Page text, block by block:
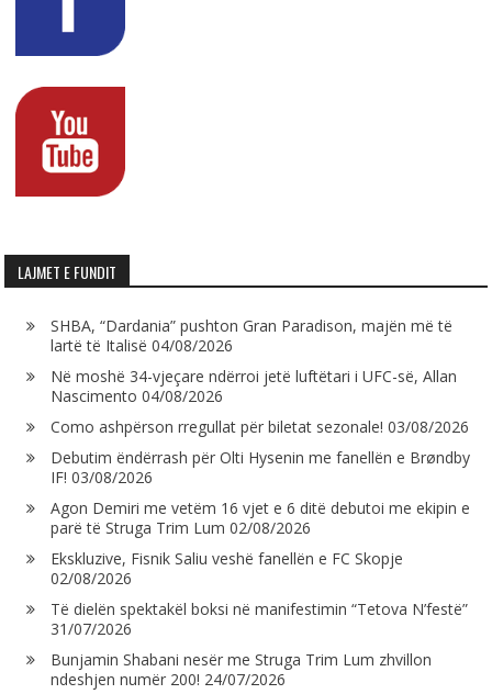
LAJMET E FUNDIT
SHBA, “Dardania” pushton Gran Paradison, majën më të
lartë të Italisë 04/08/2026
Në moshë 34-vjeçare ndërroi jetë luftëtari i UFC-së, Allan
Nascimento 04/08/2026
Como ashpërson rregullat për biletat sezonale! 03/08/2026
Debutim ëndërrash për Olti Hysenin me fanellën e Brøndby
IF! 03/08/2026
Agon Demiri me vetëm 16 vjet e 6 ditë debutoi me ekipin e
parë të Struga Trim Lum 02/08/2026
Ekskluzive, Fisnik Saliu veshë fanellën e FC Skopje
02/08/2026
Të dielën spektakël boksi në manifestimin “Tetova N’festë”
31/07/2026
Bunjamin Shabani nesër me Struga Trim Lum zhvillon
ndeshjen numër 200! 24/07/2026